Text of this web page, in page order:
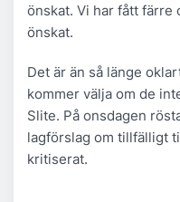
önskat. Vi har fått färre
önskat.
Det är än så länge
kommer välja om de
Slite. På onsdagen
lagförslag om tillfälligt
kritiserat.